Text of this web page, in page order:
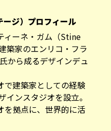
ジ）プロフィール
ィーネ・ガム（Stine
築家のエンリコ・フラ
から成るデザインデュ
で建築家としての経験
インスタジオを設立。
を拠点に、世界的に活